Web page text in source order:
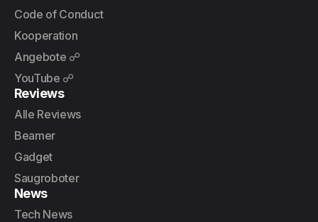
Code of Conduct
Kooperation
Angebote ☍
YouTube ☍
Reviews
Alle Reviews
Beamer
Gadget
Saugroboter
News
Tech News